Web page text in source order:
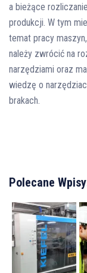
a bieżące
produkcji. W tym
temat pracy
należy zwrócić na
narzędziami oraz
wiedzę o
brakach.
Polecane